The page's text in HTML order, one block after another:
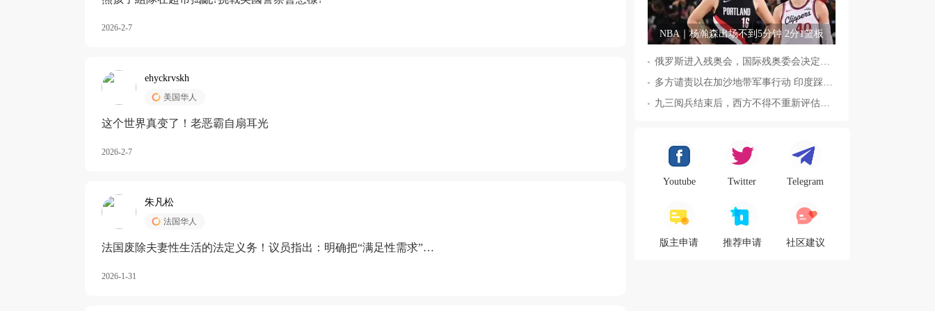
2026-2-7
ehyckrvskh
美国华人
这个世界真变了！老恶霸自扇耳光
2026-2-7
朱凡松
法国华人
法国废除夫妻性生活的法定义务！议员指出：明确把“满足性需求”排
2026-1-31
NBA｜杨瀚森出场不到5分钟 2分1篮板
Youtube Twitter Telegram
版主申请 推荐申请 社区建议